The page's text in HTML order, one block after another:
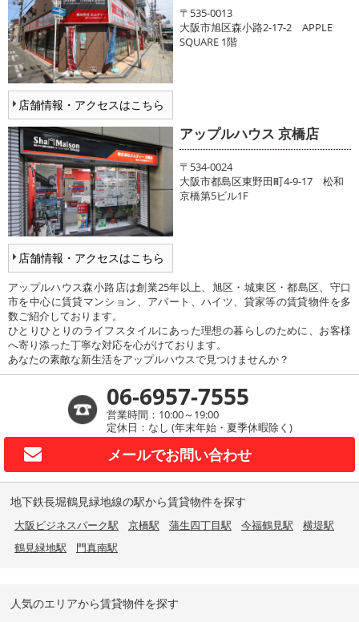
店舗情報・アクセスはこちら
〒535-0013
大阪市旭区森小路2-17-2 APPLE
SQUARE 1階
店舗情報・アクセスはこちら
アップルハウス 京橋店
〒534-0024
大阪市都島区東野田町4-9-17 松和
京橋第5ビル1F
アップルハウス森小路店は創業25年以上、旭区・城東区・都島区、守口
市を中心に賃貸マンション、アパート、ハイツ、貸家等の賃貸物件を多
数ご紹介しております。
ひとりひとりのライフスタイルにあった理想の暮らしのために、お客様
へ寄り添った丁寧な対応を心がけております。
あなたの素敵な新生活をアップルハウスで見つけませんか？
06-6957-7555
営業時間：10:00～19:00
定休日：なし (年末年始・夏季休暇除く)
メールでお問い合わせ
地下鉄長堀鶴見緑地線の駅から賃貸物件を探す
大阪ビジネスパーク駅 京橋駅 蒲生四丁目駅 今福鶴見駅
横堤駅
鶴見緑地駅
門真南駅
人気のエリアから賃貸物件を探す